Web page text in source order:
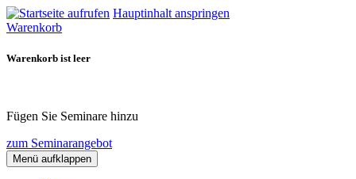
Hauptinhalt anspringen
Warenkorb
Warenkorb ist leer
Fügen Sie Seminare hinzu
zum Seminarangebot
Menü aufklappen